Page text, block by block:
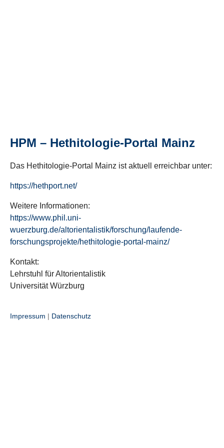
HPM – Hethitologie-Portal Mainz
Das Hethitologie-Portal Mainz ist aktuell erreichbar unter:
https://hethport.net/
Weitere Informationen:
https://www.phil.uni-
wuerzburg.de/altorientalistik/forschung/laufende-
forschungsprojekte/hethitologie-portal-mainz/
Kontakt:
Lehrstuhl für Altorientalistik
Universität Würzburg
Impressum | Datenschutz